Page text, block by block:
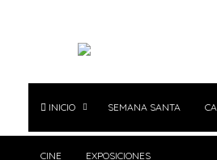
INICIO SEMANA SANTA
CINE EXPOSICIONES